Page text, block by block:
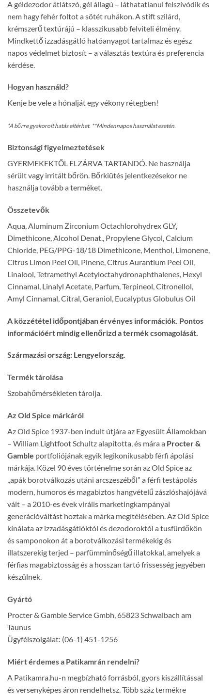
A géldezodor átlátszó, gél állagú – láthatatlanul felszívódik és
nem hagy fehér foltot a sötét ruhákon. A stift szilárd,
krémszerű textúrájú – klasszikusabb felviteli élmény.
Mindkettő izzadásgátló hatóanyagot tartalmaz és egész
napos védelmet biztosít – a választás textúra és preferencia
kérdése.
Hogyan használd?
Kenje be vele a hónalját egy vékony rétegben!
*A bőrre gyakorolt hatás eltérhet. **Mindennapos használat esetén.
Biztonsági figyelmeztetések
GYERMEKEKTŐL ELZÁRVA TARTANDÓ. Ne használja
sérült vagy irritált bőrön. Bőrkiütés jelentkezésekor ne
használja tovább a terméket.
Összetevők
Aqua, Aluminum Zirconium Octachlorohydrex GLY,
Dimethicone, Alcohol Denat., Propylene Glycol, Calcium
Chloride, PEG/PPG-18/18 Dimethicone, Menthol, Limonene,
Citrus Limon Peel Oil, Pinene, Citrus Aurantium Peel Oil,
Linalool, Tetramethyl Acetyloctahydronaphthalenes, Hexyl
Cinnamal, Linalyl Acetate, Parfum, Terpineol, Citronellol,
Amyl Cinnamal, Citral, Geraniol, Eucalyptus Globulus Oil
A közzététel időpontjában érvényes információk. Pontos
információért mindig ellenőrizd a termék csomagolását.
Származási ország: Lengyelország.
Termék tárolása
Szobahőmérsékleten tárolja.
Az Old Spice márkáról
Az Old Spice 1937-ben indult útjára az Egyesült Államokban
– William Lightfoot Schultz alapította, és mára a Procter &
Gamble portfoliójának egyik legikonikusabb férfi ápolási
márkája. Közel 90 éves történelme során az Old Spice az
„apák borotválkozás utáni arcszeszéből” a férfi testápolás
modern, humoros és magabiztos hangvételű zászlóshajójává
vált – a 2010-es évek virális marketingkampányai
generációváltást hoztak a márka megítélésében. Az Old Spice
kínálata az izzadásgátlóktól és dezodoroktól a tusfürdőkön
és samponokon át a borotválkozási termékekig és
illatszerekig terjed – parfümminőségű illatokkal, amelyek a
férfias magabiztosság és a hosszan tartó frissesség jegyében
készülnek.
Gyártó
Procter & Gamble Service Gmbh, 65823 Schwalbach am
Taunus
Ügyfélszolgálat: (06-1) 451-1256
Miért érdemes a Patikamrán rendelni?
A Patikamra.hu-n megbízható forrásból, gyors kiszállítással
és versenyképes áron rendelhetsz. Több száz termékre